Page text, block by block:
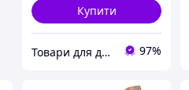
Купити
Товари для дому! 97%